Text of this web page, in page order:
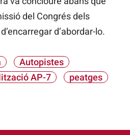
del Congrés dels
d’abordar-lo.
Autopistes
AP-7 peatges